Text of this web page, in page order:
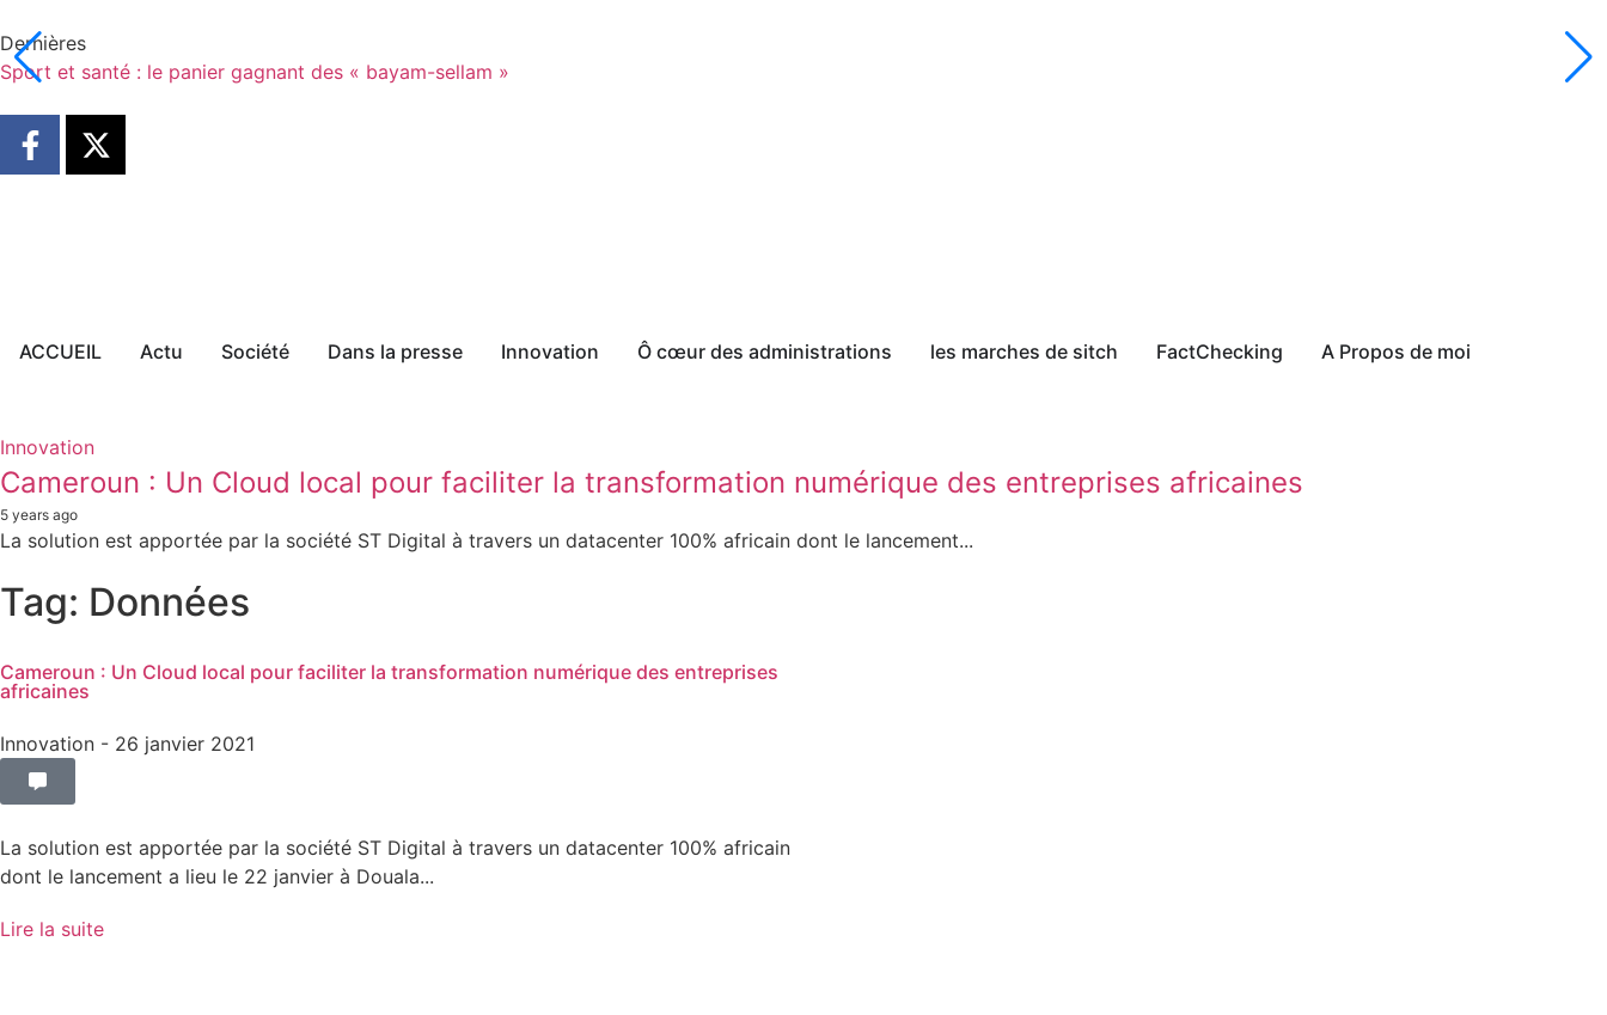
Dernières
Sport et santé : le panier gagnant des « bayam-sellam »
ACCUEIL Actu Société Dans la presse Innovation Ô cœur des administrations les marches de sitch FactChecking A Propos de moi
Innovation
Cameroun : Un Cloud local pour faciliter la transformation numérique des entreprises africaines
5 years ago
La solution est apportée par la société ST Digital à travers un datacenter 100% africain dont le lancement...
Tag: Données
Cameroun : Un Cloud local pour faciliter la transformation numérique des entreprises
africaines
Innovation - 26 janvier 2021
La solution est apportée par la société ST Digital à travers un datacenter 100% africain
dont le lancement a lieu le 22 janvier à Douala...
Lire la suite